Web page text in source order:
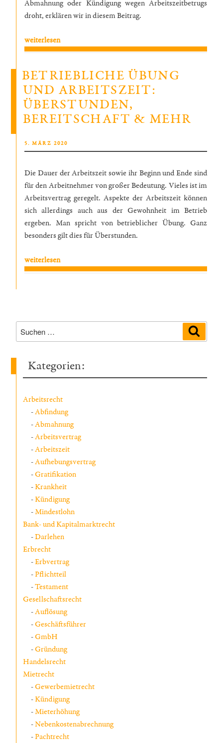
Abmahnung oder Kündigung wegen Arbeitszeitbetrugs
droht, erklären wir in diesem Beitrag.
„Abmahnung
oder
wegen
Arbeitszeitbetrug“
weiterlesen
BETRIEBLICHE ÜBUNG
UND ARBEITSZEIT:
ÜBERSTUNDEN,
BEREITSCHAFT & MEHR
VERÖFFENTLICHT
5. MÄRZ 2020
Die Dauer der Arbeitszeit sowie ihr Beginn und Ende sind
für den Arbeitnehmer von großer Bedeutung. Vieles ist im
Arbeitsvertrag geregelt. Aspekte der Arbeitszeit können
sich allerdings auch aus der Gewohnheit im Betrieb
ergeben. Man spricht von betrieblicher Übung. Ganz
besonders gilt dies für Überstunden.
„Betriebliche
Übung
Bereitschaft
&
weiterlesen
Suchen
nach:
Kategorien:
Arbeitsrecht
Abfindung
Abmahnung
Arbeitsvertrag
Arbeitszeit
Aufhebungsvertrag
Gratifikation
Krankheit
Kündigung
Mindestlohn
Bank- und Kapitalmarktrecht
Darlehen
Erbrecht
Erbvertrag
Pflichtteil
Testament
Gesellschaftsrecht
Auflösung
Geschäftsführer
GmbH
Gründung
Handelsrecht
Mietrecht
Gewerbemietrecht
Kündigung
Mieterhöhung
Nebenkostenabrechnung
Pachtrecht